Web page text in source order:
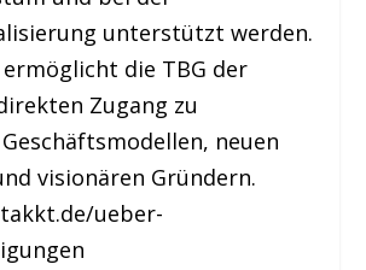
unterstützt werden.
die TBG der
Zugang zu
neuen
visionären Gründern.
ueber-